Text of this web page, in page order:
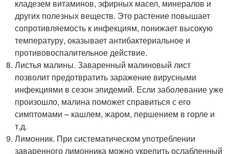
кладезем витаминов, эфирных масел, минералов и
других полезных веществ. Это растение повышает
сопротивляемость к инфекциям, понижает высокую
температуру, оказывает антибактериальное и
противовоспалительное действие.
Листья малины. Заваренный малиновый лист
позволит предотвратить заражение вирусными
инфекциями в сезон эпидемий. Если заболевание уже
произошло, малина поможет справиться с его
симптомами – кашлем, жаром, першением в горле и
т.д.
Лимонник. При систематическом употреблении
заваренного лимонника можно укрепить ослабленный